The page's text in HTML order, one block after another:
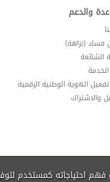
والدعم
فساد (نزاهة)
الشائعة
الهوية الوطنية الرقمية
والاشتراك
احتياجاته كمستخدم